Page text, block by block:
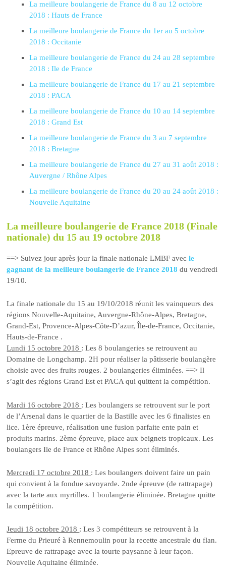
La meilleure boulangerie de France du 8 au 12 octobre
2018 : Hauts de France
La meilleure boulangerie de France du 1er au 5 octobre
2018 : Occitanie
La meilleure boulangerie de France du 24 au 28 septembre
2018 : Ile de France
La meilleure boulangerie de France du 17 au 21 septembre
2018 : PACA
La meilleure boulangerie de France du 10 au 14 septembre
2018 : Grand Est
La meilleure boulangerie de France du 3 au 7 septembre
2018 : Bretagne
La meilleure boulangerie de France du 27 au 31 août 2018 :
Auvergne / Rhône Alpes
La meilleure boulangerie de France du 20 au 24 août 2018 :
Nouvelle Aquitaine
La meilleure boulangerie de France 2018 (Finale
nationale) du 15 au 19 octobre 2018
==> Suivez jour après jour la finale nationale LMBF avecle
gagnant de la meilleure boulangerie de France 2018 du vendredi
19/10.
La finale nationale du 15 au 19/10/2018 réunit les vainqueurs des
régions Nouvelle-Aquitaine, Auvergne-Rhône-Alpes, Bretagne,
Grand-Est, Provence-Alpes-Côte-D’azur, Île-de-France, Occitanie,
Hauts-de-France .
Lundi 15 octobre 2018 : Les 8 boulangeries se retrouvent au
Domaine de Longchamp. 2H pour réaliser la pâtisserie boulangère
choisie avec des fruits rouges. 2 boulangeries éliminées. ==> Il
s’agit des régions Grand Est et PACA qui quittent la compétition.
Mardi 16 octobre 2018 : Les boulangers se retrouvent sur le port
de l’Arsenal dans le quartier de la Bastille avec les 6 finalistes en
lice. 1ère épreuve, réalisation une fusion parfaite ente pain et
produits marins. 2ème épreuve, place aux beignets tropicaux. Les
boulangers Ile de France et Rhône Alpes sont éliminés.
Mercredi 17 octobre 2018 : Les boulangers doivent faire un pain
qui convient à la fondue savoyarde. 2nde épreuve (de rattrapage)
avec la tarte aux myrtilles. 1 boulangerie éliminée. Bretagne quitte
la compétition.
Jeudi 18 octobre 2018 : Les 3 compétiteurs se retrouvent à la
Ferme du Prieuré à Rennemoulin pour la recette ancestrale du flan.
Epreuve de rattrapage avec la tourte paysanne à leur façon.
Nouvelle Aquitaine éliminée.